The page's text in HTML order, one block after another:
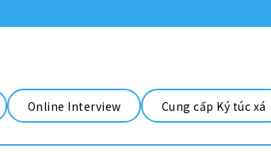
Online Interview Cung cấp Ký túc xá